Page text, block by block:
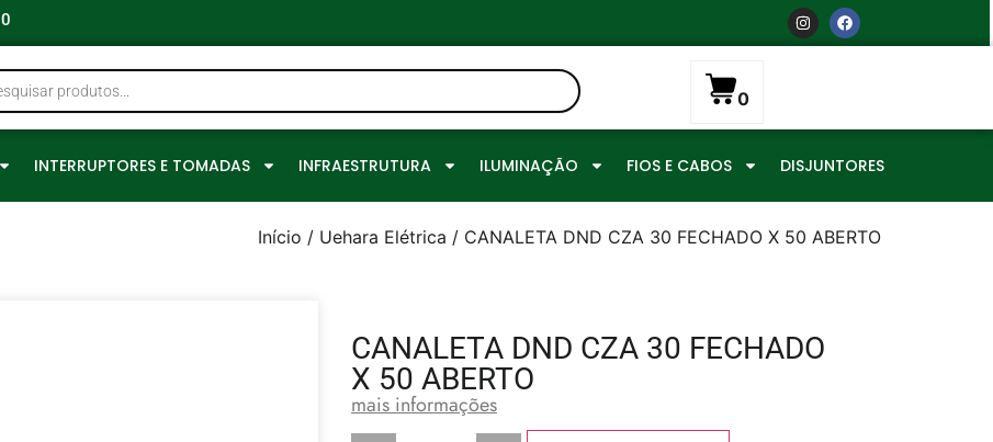
0
INTERRUPTORES E TOMADAS INFRAESTRUTURA ILUMINAÇÃO FIOS E CABOS DISJUNTORES
Início / Uehara Elétrica / CANALETA DND CZA 30 FECHADO X 50 ABERTO
CANALETA DND CZA 30 FECHADO
X 50 ABERTO
mais informações